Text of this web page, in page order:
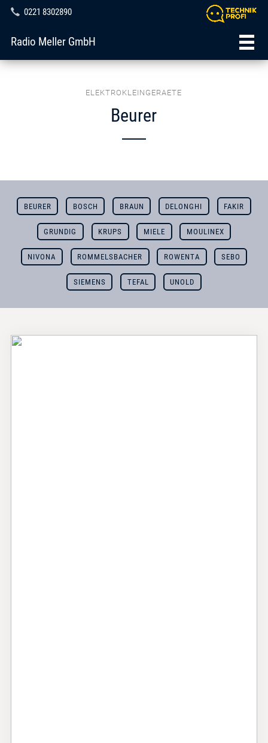
0221 8302890
Radio Meller GmbH
ELEKTROKLEINGERAETE
Beurer
BEURER BOSCH BRAUN DELONGHI FAKIR
GRUNDIG KRUPS MIELE MOULINEX
NIVONA ROMMELSBACHER ROWENTA SEBO
SIEMENS TEFAL UNOLD